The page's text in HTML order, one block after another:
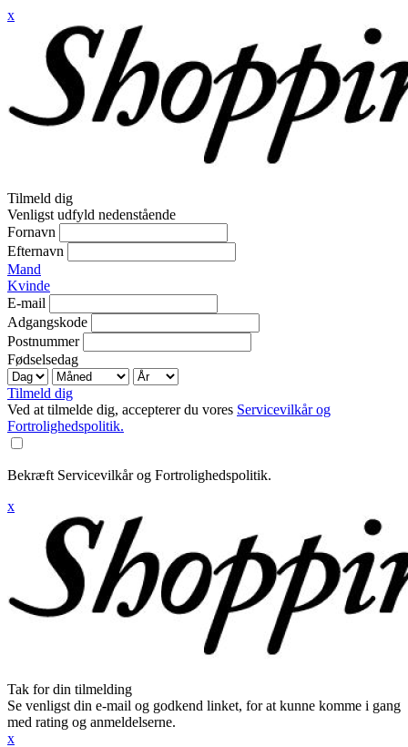
x
Tilmeld dig
Venligst udfyld nedenstående
Fornavn
Efternavn
Mand
Kvinde
E-mail
Adgangskode
Postnummer
Fødselsedag
Tilmeld dig
Ved at tilmelde dig, accepterer du vores Servicevilkår og
Fortrolighedspolitik.
Bekræft Servicevilkår og Fortrolighedspolitik.
x
Tak for din tilmelding
Se venligst din e-mail og godkend linket, for at kunne komme i gang
med rating og anmeldelserne.
x